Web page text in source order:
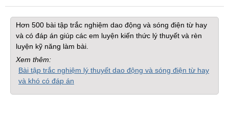
Hơn 500 bài tập trắc nghiệm dao động và sóng điện từ hay
và có đáp án giúp các em luyện kiến thức lý thuyết và rèn
luyện kỹ năng làm bài.
Xem thêm:
Bài tập trắc nghiệm lý thuyết dao động và sóng điện từ hay
và khó có đáp án